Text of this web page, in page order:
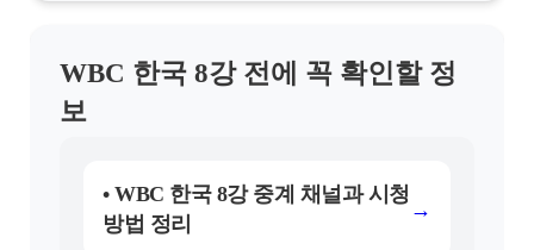
WBC 한국 8강 전에 꼭 확인할 정
보
• WBC 한국 8강 중계 채널과 시청
방법 정리
→